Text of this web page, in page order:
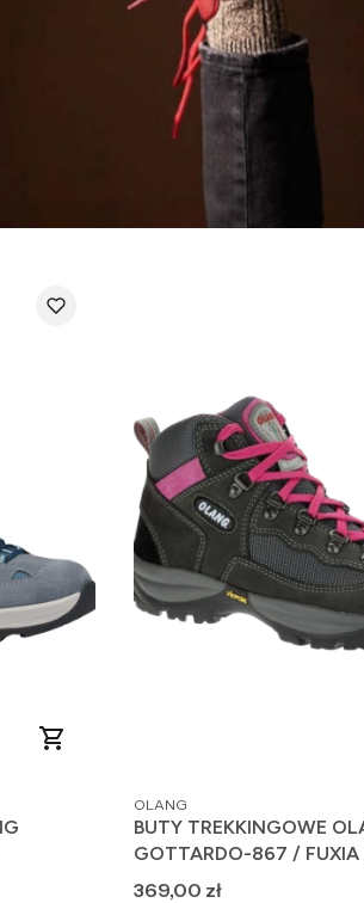
PRODUCENT
OLANG
BUTY TREKKINGOWE
GOTTARDO-867 / FUXIA
Cena
369,00 zł